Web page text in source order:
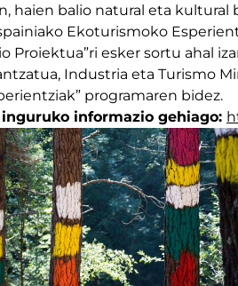
haien balio natural eta
Ekoturismoko
Proiektua”ri esker sortu ahal
Industria eta Turismo
programaren bidez.
informazio gehiago: